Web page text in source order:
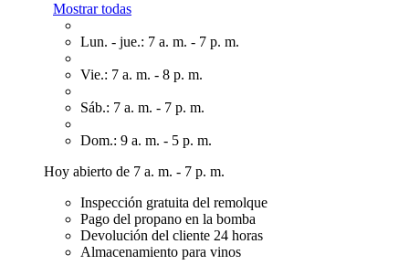
Mostrar todas
Lun. - jue.: 7 a. m. - 7 p. m.
Vie.: 7 a. m. - 8 p. m.
Sáb.: 7 a. m. - 7 p. m.
Dom.: 9 a. m. - 5 p. m.
Hoy abierto de 7 a. m. - 7 p. m.
Inspección gratuita del remolque
Pago del propano en la bomba
Devolución del cliente 24 horas
Almacenamiento para vinos